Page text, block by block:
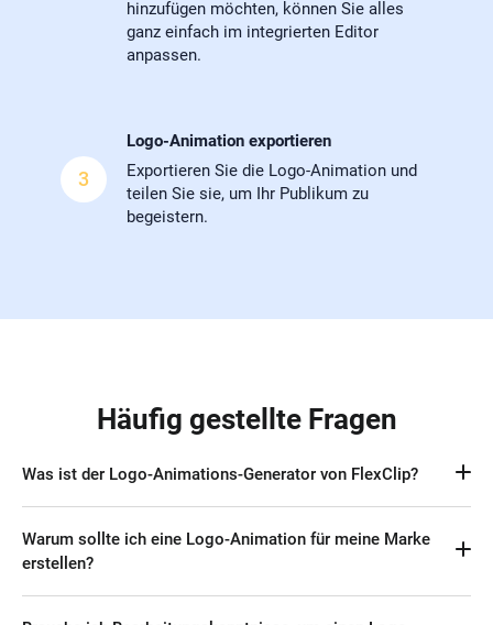
hinzufügen möchten, können Sie alles
ganz einfach im integrierten Editor
anpassen.
3
Logo-Animation exportieren
Exportieren Sie die Logo-Animation und
teilen Sie sie, um Ihr Publikum zu
begeistern.
Häufig gestellte Fragen
Was ist der Logo-Animations-Generator von FlexClip?
KI-Tool, das eine Vielzahl animierter Logo-Vorlagen bietet,
mit denen Sie ein statisches Logo schnell in eine
professionell wirkende Logo-Animation verwandeln können.
Warum sollte ich eine Logo-Animation für meine Marke
erstellen?